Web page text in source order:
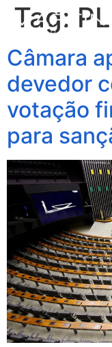
Tag:
Câmara
devedor
votação
para